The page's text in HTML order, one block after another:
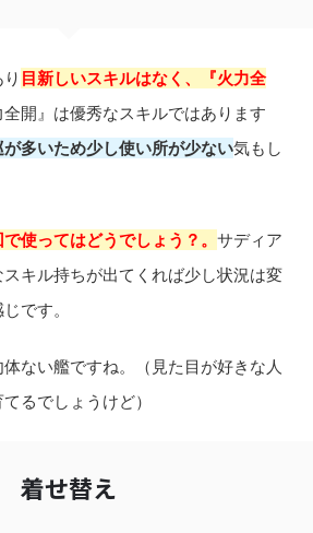
目新しいスキルはなく、『火力全
開』は優秀なスキルではあります
多いため少し使い所が少ない気もし
使ってはどうでしょう？。 サディア
キル持ちが出てくれば少し状況は変
です。
ない艦ですね。（見た目が好きな人
るでしょうけど）
着せ替え